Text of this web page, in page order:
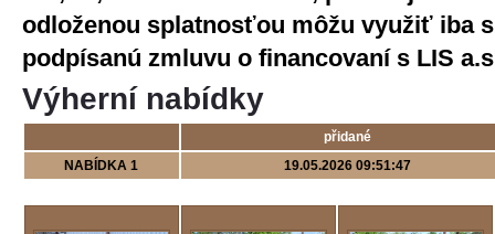
odloženou splatnosťou môžu využiť iba
podpísanú zmluvu o financovaní s LIS
Výherní nabídky
přidané
NABÍDKA 1
19.05.2026 09:51:47